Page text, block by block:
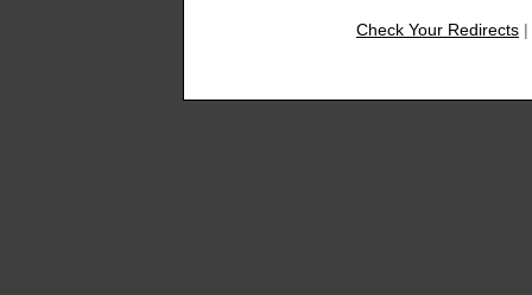
Check Your Redirects |